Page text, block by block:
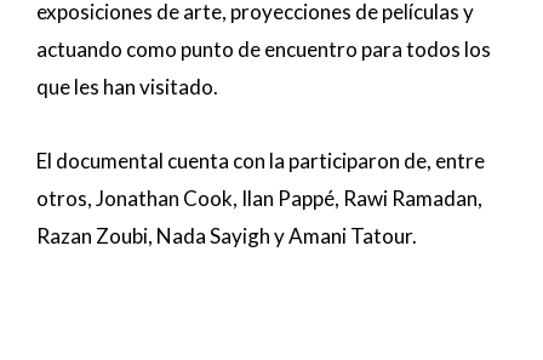
exposiciones de arte, proyecciones de películas y
actuando como punto de encuentro para todos los
que les han visitado.
El documental cuenta con la participaron de, entre
otros, Jonathan Cook, Ilan Pappé, Rawi Ramadan,
Razan Zoubi, Nada Sayigh y Amani Tatour.